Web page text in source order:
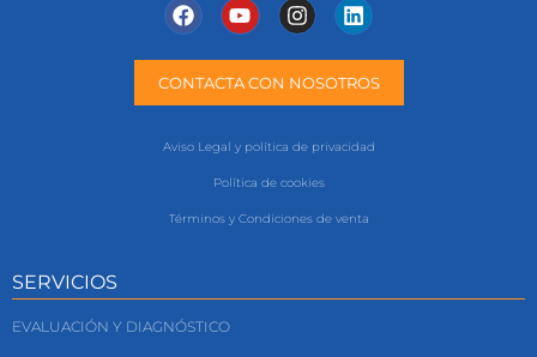
CONTACTA CON NOSOTROS
Aviso Legal y política de privacidad
Política de cookies
Términos y Condiciones de venta
SERVICIOS
EVALUACIÓN Y DIAGNÓSTICO